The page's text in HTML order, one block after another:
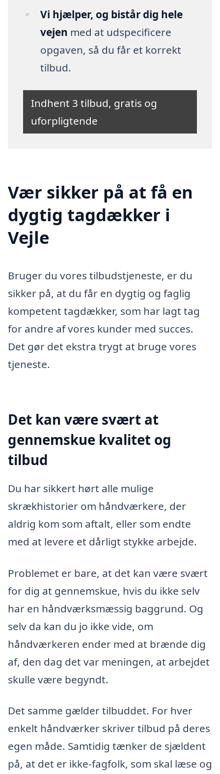
Vi hjælper, og bistår dig hele
vejen med at udspecificere
opgaven, så du får et korrekt
tilbud.
Indhent 3 tilbud, gratis og
uforpligtende
Vær sikker på at få en
dygtig tagdækker i
Vejle
Bruger du vores tilbudstjeneste, er du
sikker på, at du får en dygtig og faglig
kompetent tagdækker, som har lagt tag
for andre af vores kunder med succes.
Det gør det ekstra trygt at bruge vores
tjeneste.
Det kan være svært at
gennemskue kvalitet og
tilbud
Du har sikkert hørt alle mulige
skrækhistorier om håndværkere, der
aldrig kom som aftalt, eller som endte
med at levere et dårligt stykke arbejde.
Problemet er bare, at det kan være svært
for dig at gennemskue, hvis du ikke selv
har en håndværksmæssig baggrund. Og
selv da kan du jo ikke vide, om
håndværkeren ender med at brænde dig
af, den dag det var meningen, at arbejdet
skulle være begyndt.
Det samme gælder tilbuddet. For hver
enkelt håndværker skriver tilbud på deres
egen måde. Samtidig tænker de sjældent
på, at det er ikke-fagfolk, som skal læse og